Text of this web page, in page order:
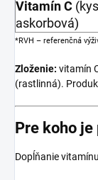
Vitamín C
askorbová)
*RVH – referenčná
Zloženie: vitamín
(rastlinná).
Pre koho
Dopĺňanie